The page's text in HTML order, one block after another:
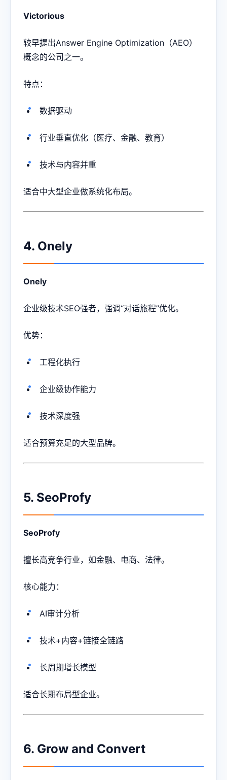
Victorious
较早提出Answer Engine Optimization（AEO）
概念的公司之一。
特点：
数据驱动
行业垂直优化（医疗、金融、教育）
技术与内容并重
适合中大型企业做系统化布局。
4. Onely
Onely
企业级技术SEO强者，强调“对话旅程”优化。
优势：
工程化执行
企业级协作能力
技术深度强
适合预算充足的大型品牌。
5. SeoProfy
SeoProfy
擅长高竞争行业，如金融、电商、法律。
核心能力：
AI审计分析
技术+内容+链接全链路
长周期增长模型
适合长期布局型企业。
6. Grow and Convert